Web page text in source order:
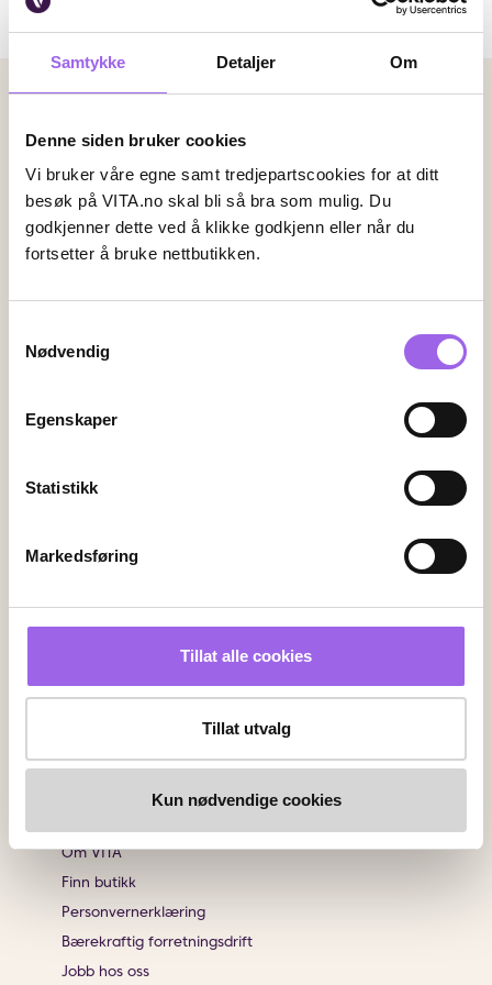
Samtykke Detaljer Om
Denne siden bruker cookies
Vi bruker våre egne samt tredjepartscookies for at ditt
besøk på VITA.no skal bli så bra som mulig. Du
godkjenner dette ved å klikke godkjenn eller når du
fortsetter å bruke nettbutikken.
Nødvendig
Egenskaper
Statistikk
Markedsføring
Tillat alle cookies
Tillat utvalg
Kun nødvendige cookies
Betalingsmetoder
Leveringsalternativer
Vi leverer med
Kontakt oss
Frakt og retur
Sjekk saldo på ditt gavekort
Klikk & Hent
Brukeromtaler
Om VITA
Finn butikk
Personvernerklæring
Bærekraftig forretningsdrift
Jobb hos oss